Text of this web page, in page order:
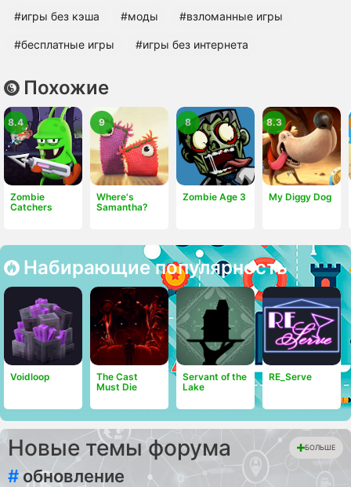
#игры без кэша #моды #взломанные игры
#бесплатные игры #игры без интернета
Похожие
Zombie
Catchers
8.4
Where's
Samantha?
9
Zombie Age 3
8
My Diggy Dog
8.3
Набирающие популярность
Voidloop
The Cast
Must Die
Servant of the
Lake
RE_Serve
Новые темы форума БОЛЬШЕ
# обновление